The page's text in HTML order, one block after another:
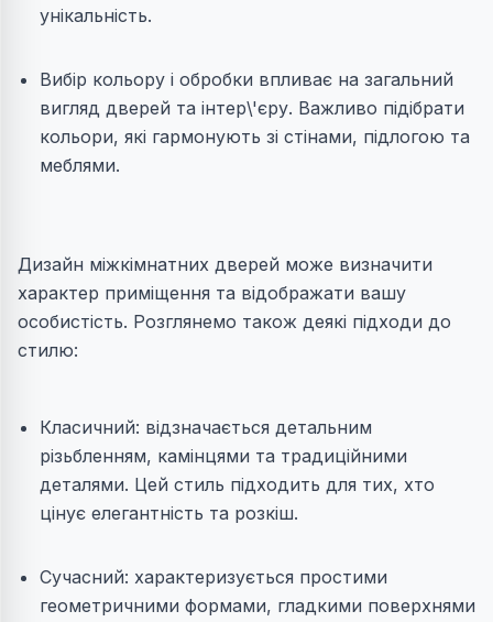
унікальність.
Вибір кольору і обробки впливає на загальний
вигляд дверей та інтер\'єру. Важливо підібрати
кольори, які гармонують зі стінами, підлогою та
меблями.
Дизайн міжкімнатних дверей може визначити
характер приміщення та відображати вашу
особистість. Розглянемо також деякі підходи до
стилю:
Класичний: відзначається детальним
різьбленням, камінцями та традиційними
деталями. Цей стиль підходить для тих, хто
цінує елегантність та розкіш.
Сучасний: характеризується простими
геометричними формами, гладкими поверхнями